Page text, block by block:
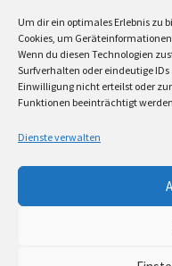
Um dir ein optimales Erlebnis zu
Cookies, um
Wenn du diesen Technologien
Surfverhalten oder eindeutige
Einwilligung nicht erteilst oder
Funktionen beeinträchtigt
Dienste verwalten
Podcast Nr.01 vom
MIRI IN THE GREEN
Hemingway
MollezuInterview
8ten Vinylflohmarkt